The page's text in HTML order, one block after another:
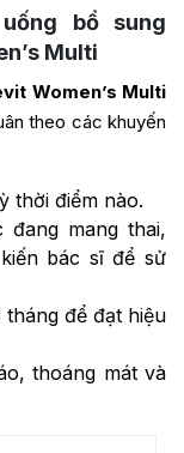
bổ sung
Multi
Women’s Multi
theo các khuyến
thời điểm nào.
mang thai,
bác sĩ để sử
để đạt hiệu
thoáng mát và